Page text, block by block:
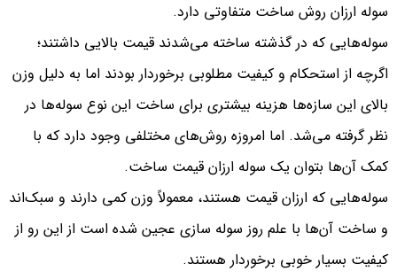
سوله ارزان روش ساخت متفاوتی دارد.
سوله‌هایی که در گذشته ساخته می‌شدند قیمت بالایی داشتند؛
اگرچه از استحکام و کیفیت مطلوبی برخوردار بودند اما به دلیل وزن
بالای این سازه‌ها هزینه بیشتری برای ساخت این نوع سوله‌ها در
نظر گرفته می‌شد. اما امروزه روش‌های مختلفی وجود دارد که با
کمک آن‌ها بتوان یک سوله ارزان قیمت ساخت.
سوله‌هایی که ارزان قیمت هستند، معمولاً وزن کمی دارند و سبک‌اند
و ساخت آن‌ها با علم روز سوله سازی عجین شده است از این رو از
کیفیت بسیار خوبی برخوردار هستند.